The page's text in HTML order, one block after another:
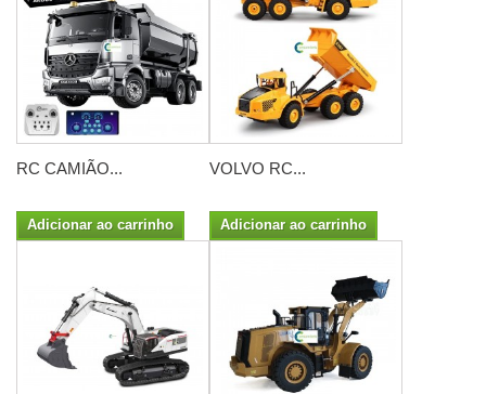
RC CAMIÃO...
Adicionar ao carrinho
VOLVO RC...
Adicionar ao carrinho